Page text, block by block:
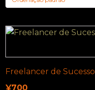
Freelancer de Sucesso
¥700